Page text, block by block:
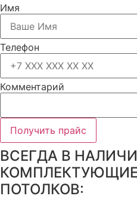
Имя
Телефон
Комментарий
Получить прайс
ВСЕГДА В
ПОТОЛКОВ: